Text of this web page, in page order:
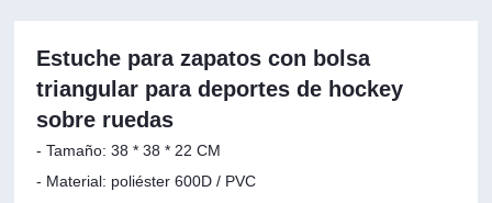
Estuche para zapatos con bolsa
triangular para deportes de hockey
sobre ruedas
- Tamaño: 38 * 38 * 22 CM
- Material: poliéster 600D / PVC